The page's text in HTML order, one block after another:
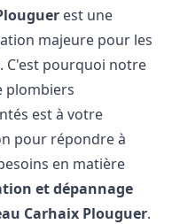
est une
majeure pour les
C'est pourquoi notre
plombiers
est à votre
pour répondre à
en matière
et dépannage
Carhaix Plouguer.